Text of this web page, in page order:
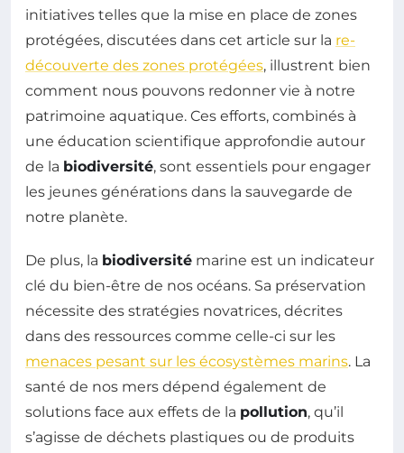
initiatives telles que la mise en place de zones
protégées, discutées dans cet article sur la re-
découverte des zones protégées, illustrent bien
comment nous pouvons redonner vie à notre
patrimoine aquatique. Ces efforts, combinés à
une éducation scientifique approfondie autour
de la biodiversité, sont essentiels pour engager
les jeunes générations dans la sauvegarde de
notre planète.
De plus, la biodiversité marine est un indicateur
clé du bien-être de nos océans. Sa préservation
nécessite des stratégies novatrices, décrites
dans des ressources comme celle-ci sur les
menaces pesant sur les écosystèmes marins. La
santé de nos mers dépend également de
solutions face aux effets de la pollution, qu’il
s’agisse de déchets plastiques ou de produits